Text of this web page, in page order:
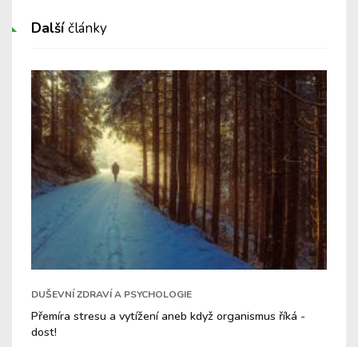
Dalšíčlánky
DUŠEVNÍ ZDRAVÍ A PSYCHOLOGIE
Přemíra stresu a vytížení aneb když organismus říká -
dost!